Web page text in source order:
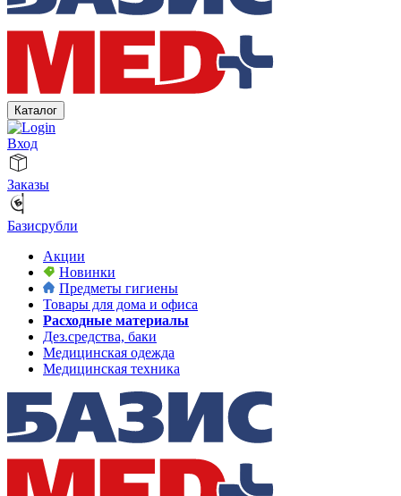
Каталог
Вход
Заказы
Базисрубли
Акции
Новинки
Предметы гигиены
Товары для дома и офиса
Расходные материалы
Дез.средства, баки
Медицинская одежда
Медицинская техника